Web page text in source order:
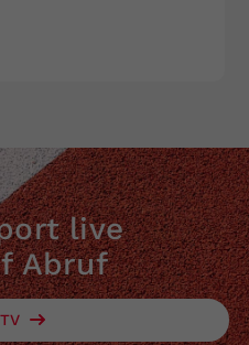
live
Abruf